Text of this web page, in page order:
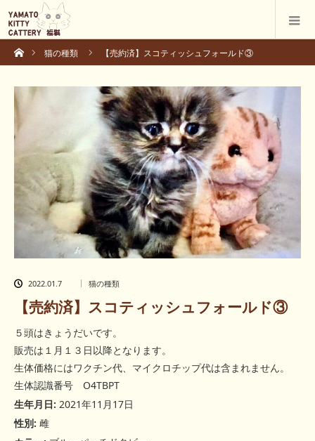
ホーム猫の種類 【売約済】スコティッシュフォールド③
2022.01.7 猫の種類
【売約済】スコティッシュフォールド③
５頭はきょうだいです。
販売は１月１３日以降となります。
生体価格にはワクチン代、マイクロチップ代は含まれません。
生体認識番号 O4TBPT
生年月日: 2021年11月17日
性別: 雌